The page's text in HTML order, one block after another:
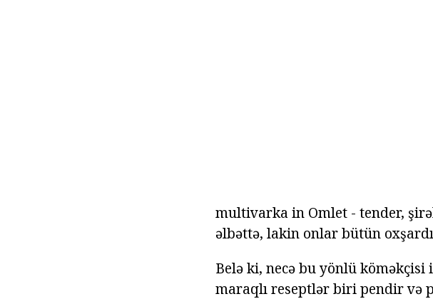
multivarka in Omlet - tender,
əlbəttə, lakin onlar bütün
Belə ki, necə bu yönlü
maraqlı reseptlər biri pendir və